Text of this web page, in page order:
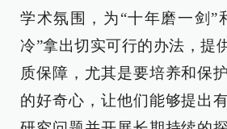
学术氛围，为“十年磨一剑”
冷”拿出切实可行的办法，提
质保障，尤其是要培养和保
的好奇心，让他们能够提出